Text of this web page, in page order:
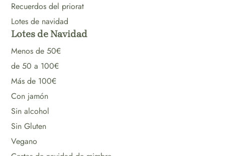
Recuerdos del priorat
Lotes de navidad
Lotes de Navidad
Menos de 50€
de 50 a 100€
Más de 100€
Con jamón
Sin alcohol
Sin Gluten
Vegano